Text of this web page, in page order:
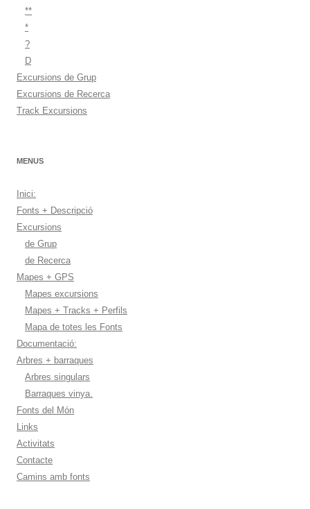
**
*
?
D
Excursions de Grup
Excursions de Recerca
Track Excursions
MENUS
Inici:
Fonts + Descripció
Excursions
de Grup
de Recerca
Mapes + GPS
Mapes excursions
Mapes + Tracks + Perfils
Mapa de totes les Fonts
Documentació:
Arbres + barraques
Arbres singulars
Barraques vinya.
Fonts del Món
Links
Activitats
Contacte
Camins amb fonts